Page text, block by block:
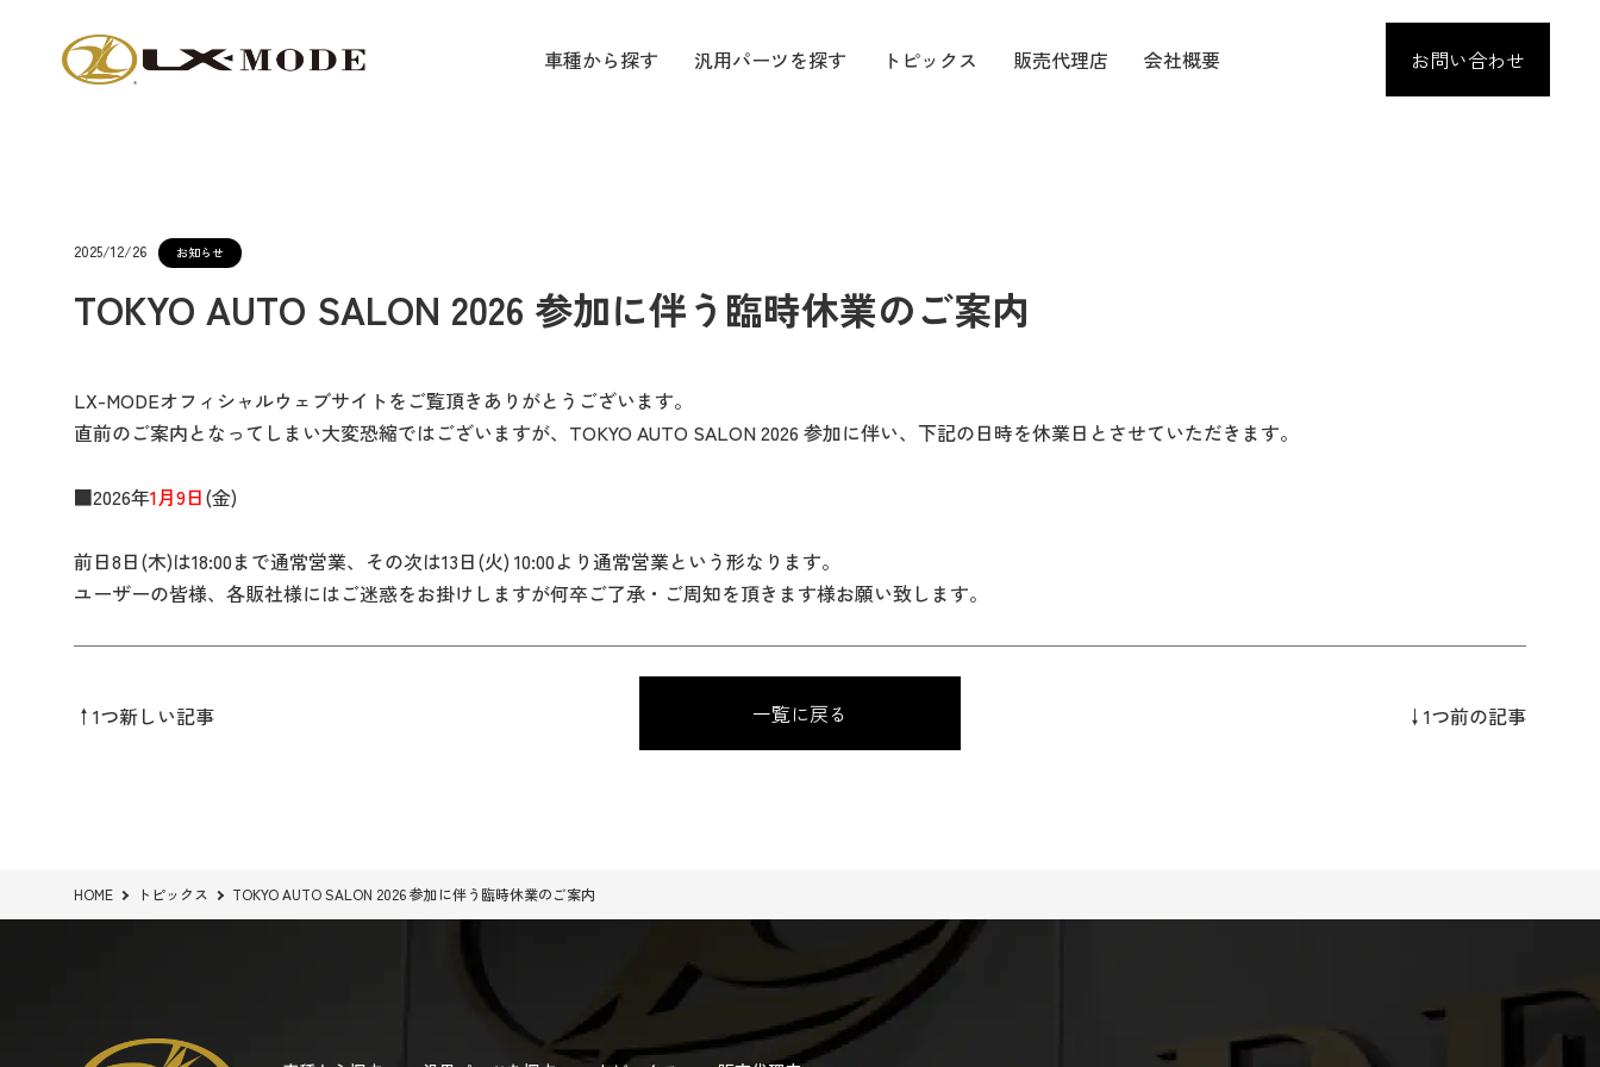
車種から探す 汎用パーツを探す トピックス 販売代理店 会社概要 お問い合わせ
2025/12/26 お知らせ
TOKYO AUTO SALON 2026 参加に伴う臨時休業のご案内
LX-MODEオフィシャルウェブサイトをご覧頂きありがとうございます。
直前のご案内となってしまい大変恐縮ではございますが、TOKYO AUTO SALON 2026 参加に伴い、下記の日時を休業日とさせていただきます。
■2026年1月9日(金)
前日8日(木)は18:00まで通常営業、その次は13日(火) 10:00より通常営業という形なります。
ユーザーの皆様、各販社様にはご迷惑をお掛けしますが何卒ご了承・ご周知を頂きます様お願い致します。
↑1つ新しい記事 ↓1つ前の記事
一覧に戻る
HOME トピックス TOKYO AUTO SALON 2026 参加に伴う臨時休業のご案内